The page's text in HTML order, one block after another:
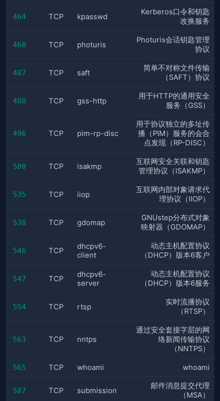
464 TCP kpasswd
Kerberos口令和钥匙
改换服务
468 TCP photuris
Photuris会话钥匙管理
协议
487 TCP saft
简单不对称文件传输
（SAFT）协议
488 TCP gss-http
用于HTTP的通用安全
服务（GSS）
496 TCP pim-rp-disc
用于协议独立的多址传
播（PIM）服务的会合
点发现（RP-DISC）
500 TCP isakmp
互联网安全关联和钥匙
管理协议（ISAKMP）
535 TCP iiop
互联网内部对象请求代
理协议（IIOP）
538 TCP gdomap
GNUstep分布式对象
映射器（GDOMAP）
546 TCP
dhcpv6-
client
动态主机配置协议
（DHCP）版本6客户
547 TCP
dhcpv6-
server
动态主机配置协议
（DHCP）版本6服务
554 TCP rtsp
实时流播协议
（RTSP）
563 TCP nntps
通过安全套接字层的网
络新闻传输协议
（NNTPS）
565 TCP whoami whoami
587 TCP submission
邮件消息提交代理
（MSA）